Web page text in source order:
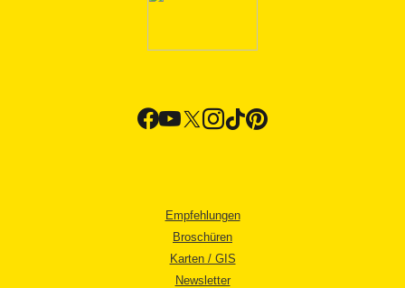
Empfehlungen
Broschüren
Karten / GIS
Newsletter